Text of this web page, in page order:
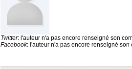
Twitter: l'auteur n'a pas encore renseigné son
Facebook: l'auteur n'a pas encore renseigné son